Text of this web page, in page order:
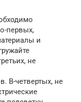
первых,
и
не
В-четвертых, не